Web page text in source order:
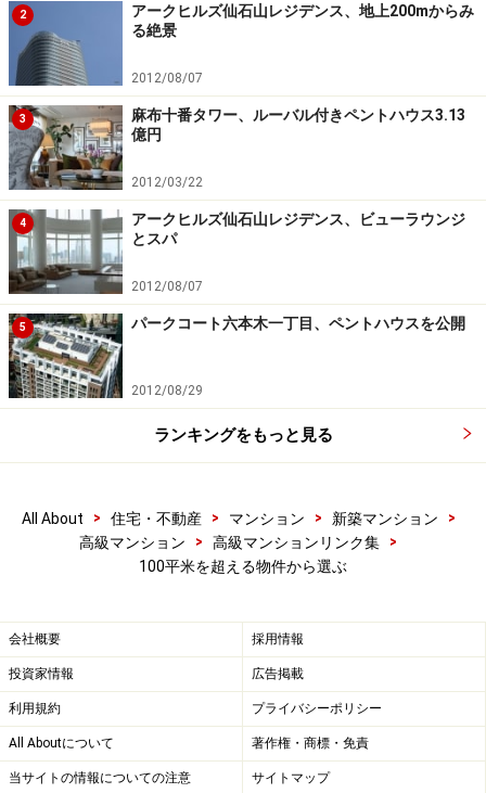
パークコート神宮前
地下鉄千代田線 明治神宮前駅 徒歩6分、山手線 原宿駅
徒歩8分。総戸数385戸の大型プロジェクト。売主は三井
不動産レジデンシャルほか。施工は竹中工務店。
http://www.31sumai.com/mfr/X9909
山手線「大崎」駅から徒歩3分。1,000戸を超える超大型
タワーマンションが誕生する。
http://www.yamanote-direct.com/top.html
南青山パークハウス
「表参道」駅から徒歩10分。南青山6丁目に30戸のパー
クハウスが誕生。骨董通りそば。施工は大林組。
http://www.minamiaoyama6.com/index.html
2
アークヒルズ仙石山レジデンス、地上200mからみ
る絶景
2012/08/07
3
麻布十番タワー、ルーバル付きペントハウス3.13
億円
2012/03/22
4
アークヒルズ仙石山レジデンス、ビューラウンジ
とスパ
2012/08/07
5 パークコート六本木一丁目、ペントハウスを公開
2012/08/29
ランキングをもっと見る
All About > 住宅・不動産 > マンション > 新築マンション
>
高級マンション
> 高級マンションリンク集
>
100平米を超える物件から選ぶ
会社概要 採用情報
投資家情報 広告掲載
利用規約 プライバシーポリシー
All Aboutについて 著作権・商標・免責
当サイトの情報についての注意 サイトマップ